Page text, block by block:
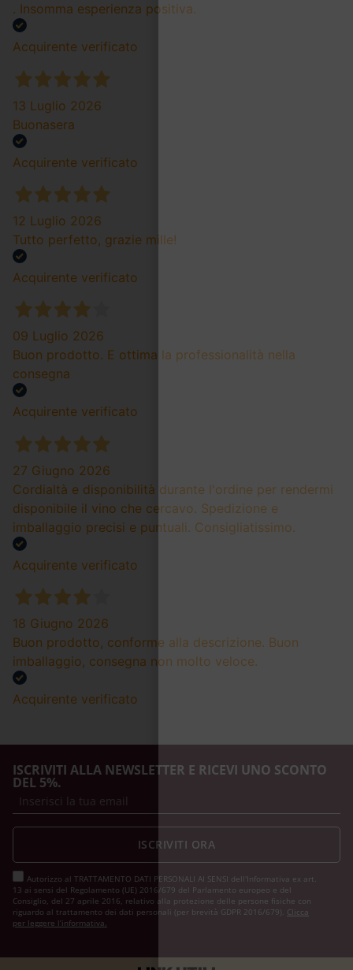
. Insomma esperienza positiva.
Acquirente verificato
13 Luglio 2026
Buonasera
Acquirente verificato
12 Luglio 2026
Tutto perfetto, grazie mille!
Acquirente verificato
09 Luglio 2026
Buon prodotto. E ottima la professionalità nella
consegna
Acquirente verificato
27 Giugno 2026
Cordialtà e disponibilità durante l'ordine per rendermi
disponibile il vino che cercavo. Spedizione e
imballaggio precisi e puntuali. Consigliatissimo.
Acquirente verificato
18 Giugno 2026
Buon prodotto, conforme alla descrizione. Buon
imballaggio, consegna non molto veloce.
Acquirente verificato
ISCRIVITI ALLA NEWSLETTER E RICEVI UNO SCONTO
DEL 5%.
Autorizzo al TRATTAMENTO DATI PERSONALI AI SENSI dell'Informativa ex art.
13 ai sensi del Regolamento (UE) 2016/679 del Parlamento europeo e del
Consiglio, del 27 aprile 2016, relativo alla protezione delle persone fisiche con
riguardo al trattamento dei dati personali (per brevità GDPR 2016/679). Clicca
per leggere l’informativa.
ISCRIVITI ORA